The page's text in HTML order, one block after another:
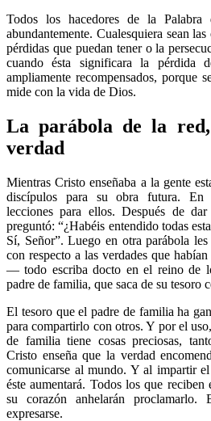
Todos los hacedores de la Palabra
abundantemente. Cualesquiera sean
pérdidas que puedan tener o la
cuando ésta significara la pérdida
ampliamente recompensados, porque
mide con la vida de Dios.
La parábola de la
verdad
Mientras Cristo enseñaba a la gente
discípulos para su obra futura. En
lecciones para ellos. Después de
preguntó: “¿Habéis entendido todas
Sí, Señor”. Luego en otra parábola
con respecto a las verdades que
— todo escriba docto en el reino de
padre de familia, que saca de su tesoro
El tesoro que el padre de familia ha
para compartirlo con otros. Y por el
de familia tiene cosas preciosas,
Cristo enseña que la verdad
comunicarse al mundo. Y al impartir
éste aumentará. Todos los que
su corazón anhelarán
expresarse.